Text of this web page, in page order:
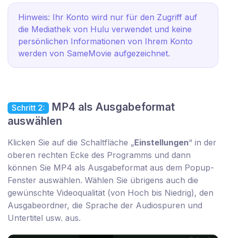
Hinweis: Ihr Konto wird nur für den Zugriff auf
die Mediathek von Hulu verwendet und keine
persönlichen Informationen von Ihrem Konto
werden von SameMovie aufgezeichnet.
Schritt 2: MP4 als Ausgabeformat
auswählen
Klicken Sie auf die Schaltfläche „Einstellungen“ in der
oberen rechten Ecke des Programms und dann
können Sie MP4 als Ausgabeformat aus dem Popup-
Fenster auswählen. Wählen Sie übrigens auch die
gewünschte Videoqualität (von Hoch bis Niedrig), den
Ausgabeordner, die Sprache der Audiospuren und
Untertitel usw. aus.